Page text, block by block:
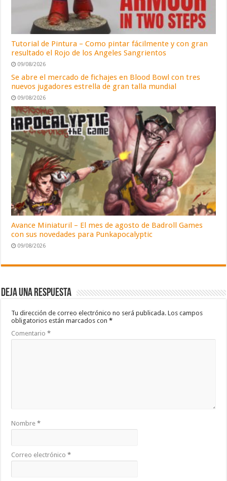
Tutorial de Pintura – Como pintar fácilmente y con gran
resultado el Rojo de los Angeles Sangrientos
09/08/2026
Se abre el mercado de fichajes en Blood Bowl con tres
nuevos jugadores estrella de gran talla mundial
09/08/2026
Avance Miniaturil – El mes de agosto de Badroll Games
con sus novedades para Punkapocalyptic
09/08/2026
Deja una respuesta
Tu dirección de correo electrónico no será publicada. Los campos
obligatorios están marcados con*
Comentario*
Nombre*
Correo electrónico*